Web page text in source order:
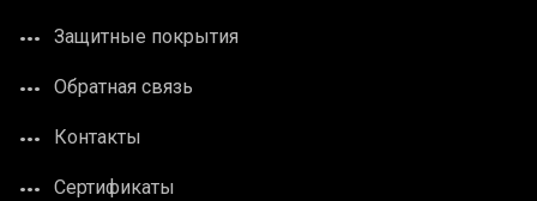
Защитные покрытия
Обратная связь
Контакты
Сертификаты